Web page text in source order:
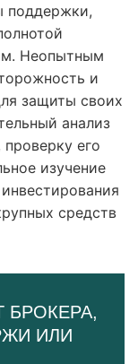
поддержки,
Неопытным
и
защиты своих
анализ
его
изучение
средств
БРОКЕРА,
ИЛИ